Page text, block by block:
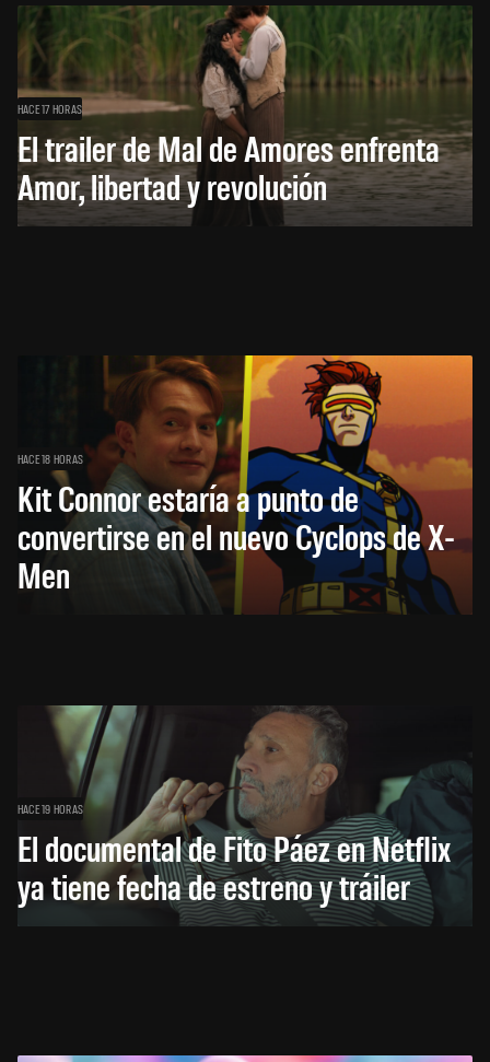
HACE 17 HORAS
El trailer de Mal de Amores enfrenta
Amor, libertad y revolución
HACE 18 HORAS
Kit Connor estaría a punto de
convertirse en el nuevo Cyclops de X-
Men
HACE 19 HORAS
El documental de Fito Páez en Netflix
ya tiene fecha de estreno y tráiler